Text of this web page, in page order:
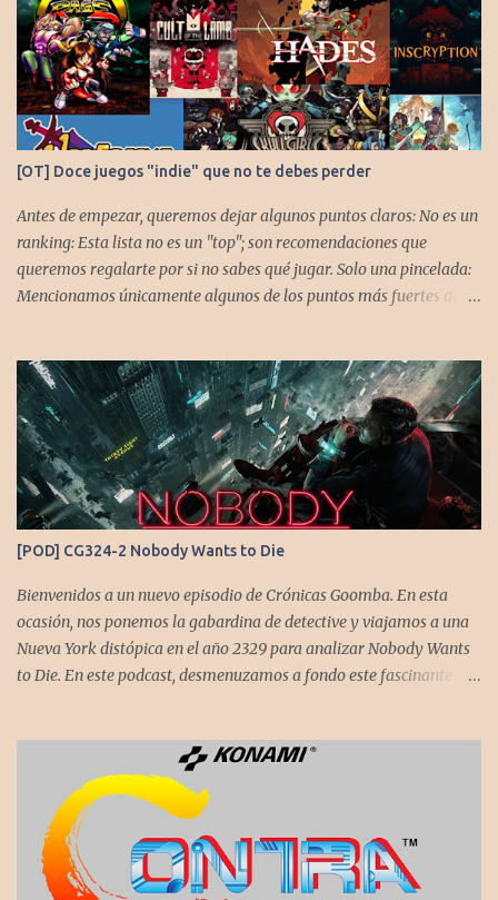
[OT] Doce juegos "indie" que no te debes perder
Antes de empezar, queremos dejar algunos puntos claros: No es un
ranking: Esta lista no es un "top"; son recomendaciones que
queremos regalarte por si no sabes qué jugar. Solo una pincelada:
Mencionamos únicamente algunos de los puntos más fuertes de
asegurar que, al menos uno, se adapte a tus gustos. Si te gusta este
tipo de contenido, háznoslo saber para crear nuevas entradas con
otros doce juegos imprescindibles. Cuphead En la mente de los dos
hermanos desarrolladores, la idea de fusionar el arte de las
películas de animación clásica con un juego de disparos (al estilo
Contra o Metal Slug) era una apuesta ganadora. En la ejecución, la
calidad es insuperable. Posee un excelente diseño de niveles,
variedad de jefes, plataformas desafiantes y una música
estupenda. Es un título que te mantiene enganchado a pesar de su
alta dificultad...
[POD] CG324-2 Nobody Wants to Die
Bienvenidos a un nuevo episodio de Crónicas Goomba. En esta
ocasión, nos ponemos la gabardina de detective y viajamos a una
Nueva York distópica en el año 2329 para analizar Nobody Wants
to Die. En este podcast, desmenuzamos a fondo este fascinante
@flagstaad quien pasó el título en PS5 y junto a @GoombaVictor
nos cuenta sus impresiones y vivencias. El juego está disponible
para XBS, PS5 y PC. No sobra comentarles que necesitamos su
apoyo al seguirnos en: Spotify YouTube. Muchas gracias a todos
los que nos agregan a sus plataformas de podcast y nos dejan
comentarios en nuestras diferentes redes. Twitter -